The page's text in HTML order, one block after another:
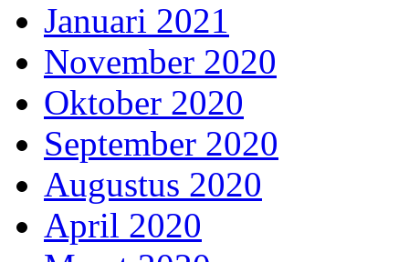
Januari 2021
November 2020
Oktober 2020
September 2020
Augustus 2020
April 2020